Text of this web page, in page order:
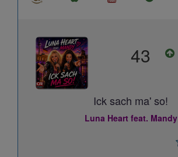
43
Ick sach ma' so!
Luna Heart feat. Mandy